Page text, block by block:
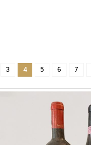
3 4 5 6 7